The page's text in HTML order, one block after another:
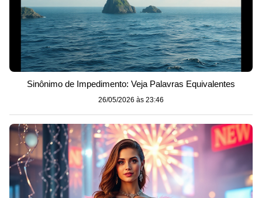
Sinônimo de Impedimento: Veja Palavras Equivalentes
26/05/2026 às 23:46